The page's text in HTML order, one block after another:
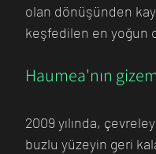
olan dönüşünden
keşfedilen en yoğun
Haumea'nın
2009 yılında,
buzlu yüzeyin geri